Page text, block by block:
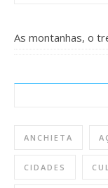
As montanhas, o
ANCHIETA
CIDADES